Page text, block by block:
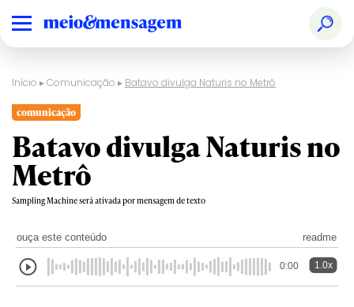
Início ▸Comunicação ▸ Batavo divulga Naturis no Metrô
comunicação
Batavo divulga Naturis no
Metrô
Sampling Machine será ativada por mensagem de texto
ouça este conteúdo readme
0:00 1.0x